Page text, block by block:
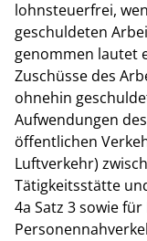
lohnsteuerfrei,
geschuldeten
genommen lautet
Zuschüsse des
ohnehin
Aufwendungen
öffentlichen
Luftverkehr)
Tätigkeitsstätte
4a Satz 3 sowie